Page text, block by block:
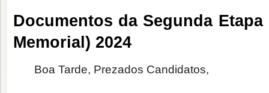
Documentos da Segunda
Memorial) 2024
Boa Tarde, Prezados Candidatos,